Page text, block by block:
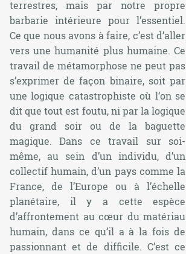
terrestres, mais par notre propre
barbarie intérieure pour l’essentiel.
Ce que nous avons à faire, c’est d’aller
vers une humanité plus humaine. Ce
travail de métamorphose ne peut pas
s’exprimer de façon binaire, soit par
une logique catastrophiste où l’on se
dit que tout est foutu, ni par la logique
du grand soir ou de la baguette
magique. Dans ce travail sur soi-
même, au sein d’un individu, d’un
collectif humain, d’un pays comme la
France, de l’Europe ou à l’échelle
planétaire, il y a cette espèce
d’affrontement au cœur du matériau
humain, dans ce qu’il a à la fois de
passionnant et de difficile. C’est ce